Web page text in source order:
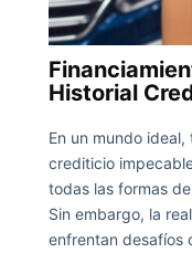
Historial
En un mundo
crediticio
todas las formas
Sin embargo, la
enfrentan desafíos